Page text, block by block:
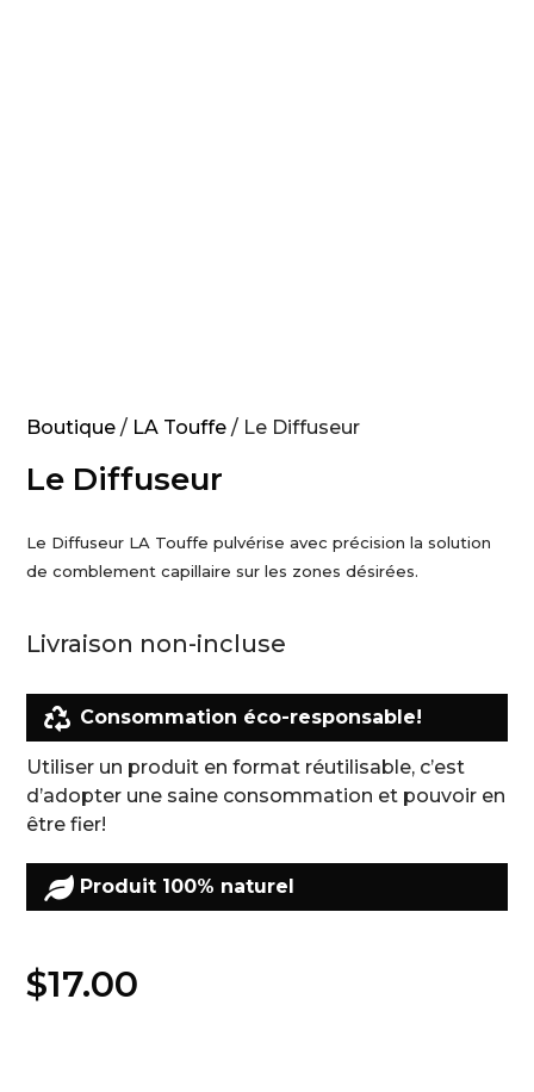
Boutique / LA Touffe / Le Diffuseur
Le Diffuseur
Le Diffuseur LA Touffe pulvérise avec précision la solution
de comblement capillaire sur les zones désirées.
Livraison non-incluse
 Consommation éco-responsable!
Utiliser un produit en format réutilisable, c’est
d’adopter une saine consommation et pouvoir en
être fier!
 Produit 100% naturel
$17.00